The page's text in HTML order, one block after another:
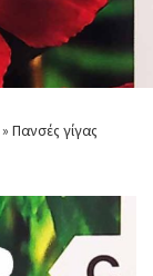
» Πανσές γίγας